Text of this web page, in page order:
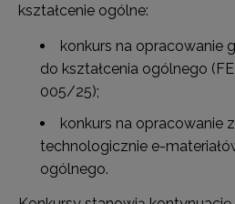
kształcenie ogólne:
konkurs na opracowanie
do kształcenia ogólnego
005/25);
konkurs na opracowanie
technologicznie e-
ogólnego.